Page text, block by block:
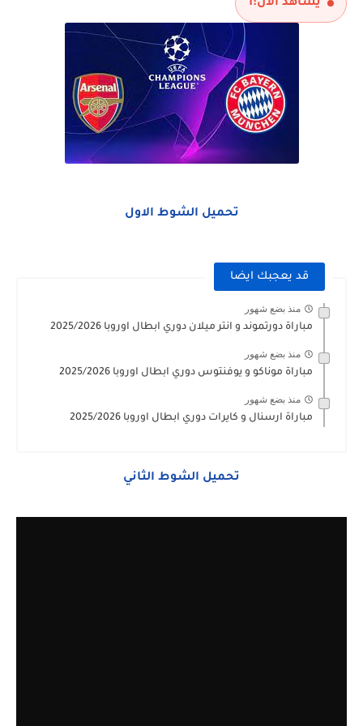
يشاهد الآن:1
تحميل الشوط الاول
قد يعجبك ايضا
منذ بضع شهور
مباراة دورتموند و انتر ميلان دوري ابطال اوروبا 2025/2026
منذ بضع شهور
مباراة موناكو و يوفنتوس دوري ابطال اوروبا 2025/2026
منذ بضع شهور
مباراة ارسنال و كايرات دوري ابطال اوروبا 2025/2026
تحميل الشوط الثاني